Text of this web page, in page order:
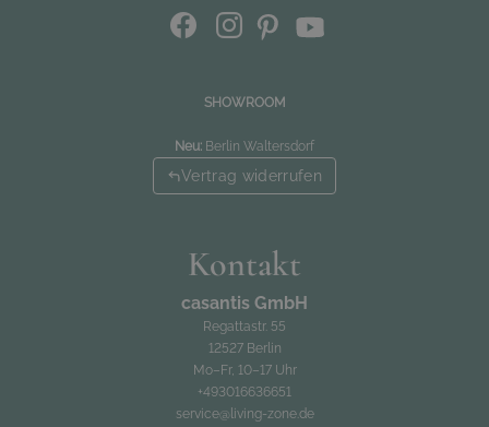
SHOWROOM
Neu: Berlin Waltersdorf
Vertrag widerrufen
Kontakt
casantis GmbH
Regattastr. 55
12527 Berlin
Mo–Fr, 10–17 Uhr
+493016636651
service@living-zone.de